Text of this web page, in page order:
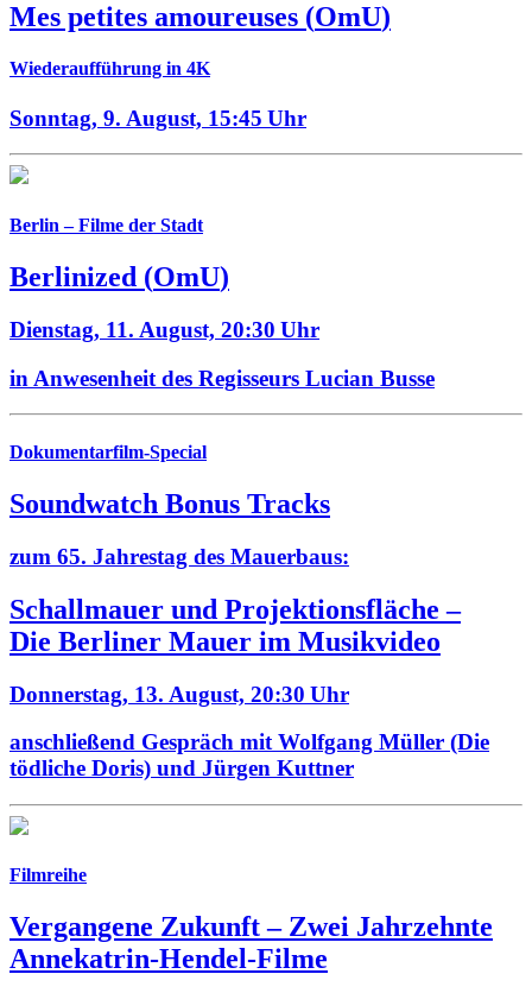
Mes petites amoureuses (OmU)
Wiederaufführung in 4K
Sonntag, 9. August, 15:45 Uhr
Berlin – Filme der Stadt
Berlinized (OmU)
Dienstag, 11. August, 20:30 Uhr
in Anwesenheit des Regisseurs Lucian Busse
Dokumentarfilm-Special
Soundwatch Bonus Tracks
zum 65. Jahrestag des Mauerbaus:
Schallmauer und Projektionsfläche –
Die Berliner Mauer im Musikvideo
Donnerstag, 13. August, 20:30 Uhr
anschließend Gespräch mit Wolfgang Müller (Die
tödliche Doris) und Jürgen Kuttner
Filmreihe
Vergangene Zukunft – Zwei Jahrzehnte
Annekatrin-Hendel-Filme